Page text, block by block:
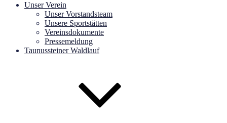
Unser Verein
Unser Vorstandsteam
Unsere Sportstätten
Vereinsdokumente
Pressemeldung
Taunussteiner Waldlauf